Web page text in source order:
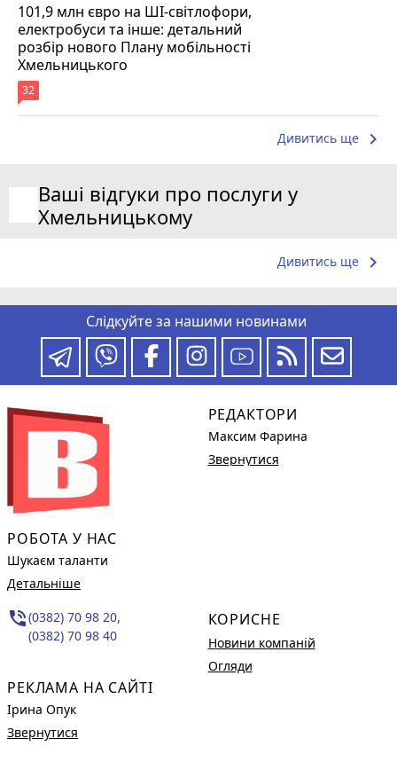
101,9 млн євро на ШІ-світлофори,
електробуси та інше: детальний
розбір нового Плану мобільності
Хмельницького
32
Дивитись ще keyboard_arrow_right
Ваші відгуки про послуги у
Хмельницькому
Дивитись ще keyboard_arrow_right
Слідкуйте за нашими новинами
РОБОТА У НАС
Шукаєм таланти
Детальніше
phone_in_talk(0382) 70 98 20,
(0382) 70 98 40
РЕКЛАМА НА САЙТІ
Ірина Опук
Звернутися
РЕДАКТОРИ
Максим Фарина
Звернутися
КОРИСНЕ
Новини компаній
Огляди